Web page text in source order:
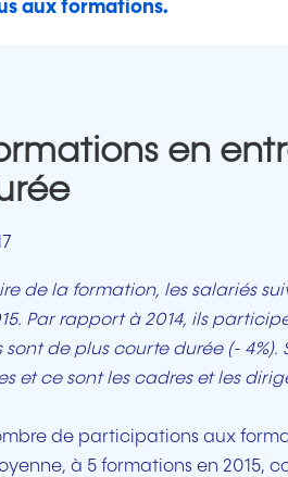
aux formations.
en
de la formation, les salariés
Par rapport à 2014, ils
sont de plus courte durée (- 4%).
et ce sont les cadres et les
de participations aux
à 5 formations en 2015,